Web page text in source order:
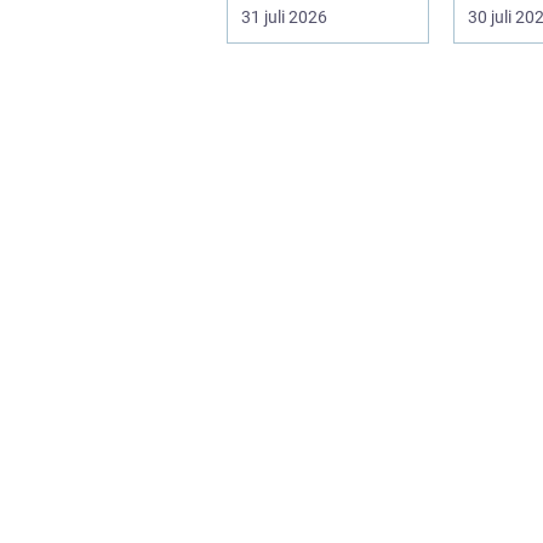
kablar och sätta
upp uttag. I
31 juli 2026 30 juli